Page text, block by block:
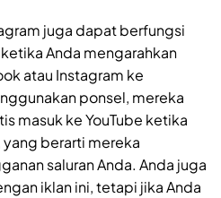
juga dapat berfungsi
Anda mengarahkan
atau Instagram ke
ponsel, mereka
masuk ke YouTube ketika
berarti mereka
saluran Anda. Anda juga
iklan ini, tetapi jika Anda